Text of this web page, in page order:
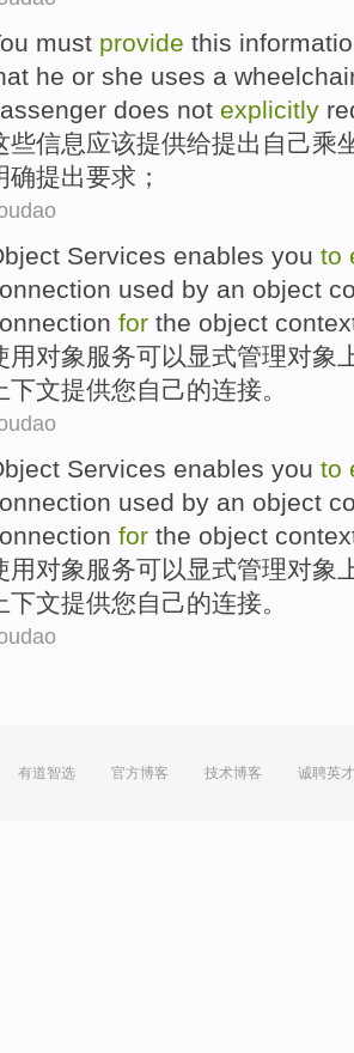
must provide this
he or she uses a
does not explicitly
些信息应该提供给提出自己乘
确提出要求 ；
Services enables you to
used by an object
for the object
用对象 服务可以显式管理对象
上下文提供您自己的连接。
Services enables you to
used by an object
for the object
用对象 服务可以显式管理对象
上下文提供您自己的连接。
有道智选 官方博客 技术博客 诚聘英才